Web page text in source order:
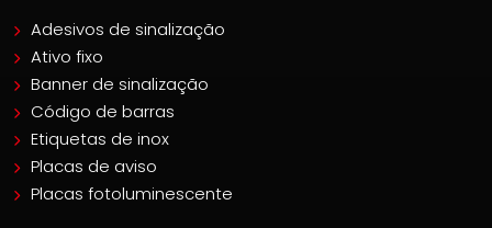
Adesivos de sinalização
Ativo fixo
Banner de sinalização
Código de barras
Etiquetas de inox
Placas de aviso
Placas fotoluminescente